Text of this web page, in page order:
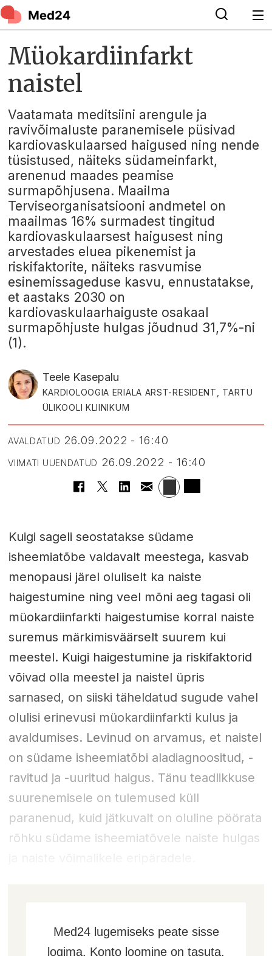
Müokardiinfarkt
naistel
Vaatamata meditsiini arengule ja
ravivõimaluste paranemisele püsivad
kardiovaskulaarsed haigused ning nende
tüsistused, näiteks südameinfarkt,
arenenud maades peamise
surmapõhjusena. Maailma
Terviseorganisatsiooni andmetel on
maailmas 16% surmadest tingitud
kardiovaskulaarsest haigusest ning
arvestades eluea pikenemist ja
riskifaktorite, näiteks rasvumise
esinemissageduse kasvu, ennustatakse,
et aastaks 2030 on
kardiovaskulaarhaiguste osakaal
surmapõhjuste hulgas jõudnud 31,7%-ni
(1).
Teele Kasepalu
KARDIOLOOGIA ERIALA ARST-RESIDENT, TARTU
ÜLIKOOLI KLIINIKUM
AVALDATUD 26.09.2022 - 16:40
VIIMATI UUENDATUD 26.09.2022 - 16:40
Kuigi sageli seostatakse südame
isheemiatõbe valdavalt meestega, kasvab
menopausi järel oluliselt ka naiste
haigestumine ning veel mõni aeg tagasi oli
müokardiinfarkti haigestumise korral naiste
suremus märkimisväärselt suurem kui
meestel. Kuigi haigestumine ja riskifaktorid
võivad olla meestel ja naistel üpris
sarnased, on siiski täheldatud sugude vahel
olulisi erinevusi müokardiinfarkti kulus ja
avaldumises. Levinud on arvamus, et naistel
on südame isheemiatõbi aladiagnoositud, -
ravitud ja -uuritud haigus. Tänu teadlikkuse
suurenemisele on tulemused küll
paranenud, kuid jätkuvalt on oluline pöörata
rõhku südame isheemiatõvele naiste hulgas
Med24 lugemiseks peate sisse
logima. Konto loomine on tasuta,